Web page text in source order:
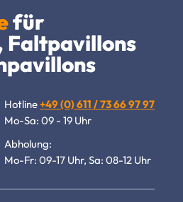
für
Faltpavillons
Hotline+49 (0) 611 / 73 66 97 97
Mo-Sa: 09 - 19 Uhr
Abholung:
Mo-Fr: 09-17 Uhr, Sa: 08-12 Uhr